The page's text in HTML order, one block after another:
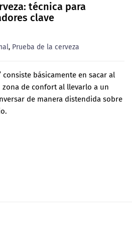
técnica para
clave
, Prueba de la cerveza
consiste básicamente en sacar al
de confort al llevarlo a un
de manera distendida sobre